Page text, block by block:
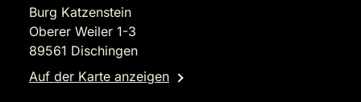
Burg Katzenstein
Oberer Weiler 1-3
89561 Dischingen
Auf der Karte anzeigen